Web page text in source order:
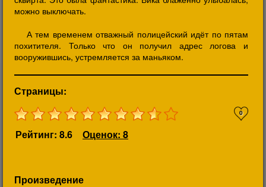
можно выключать.
А тем временем отважный полицейский идёт по пятам
похитителя. Только что он получил адрес логова и
вооружившись, устремляется за маньяком.
Страницы:
0
Рейтинг: 8.6 Оценок: 8
Произведение